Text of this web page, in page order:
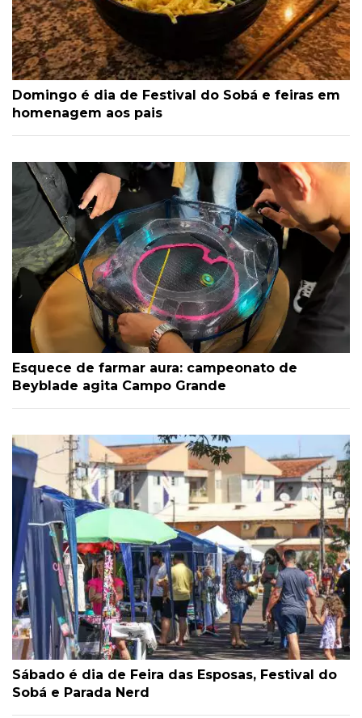
Domingo é dia de Festival do Sobá e feiras em
homenagem aos pais
Esquece de farmar aura: campeonato de
Beyblade agita Campo Grande
Sábado é dia de Feira das Esposas, Festival do
Sobá e Parada Nerd